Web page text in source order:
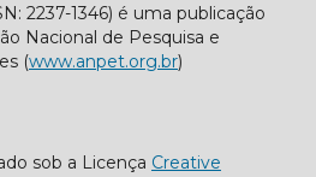
2237-1346) é uma publicação
Nacional de Pesquisa e
(www.anpet.org.br)
sob a Licença Creative